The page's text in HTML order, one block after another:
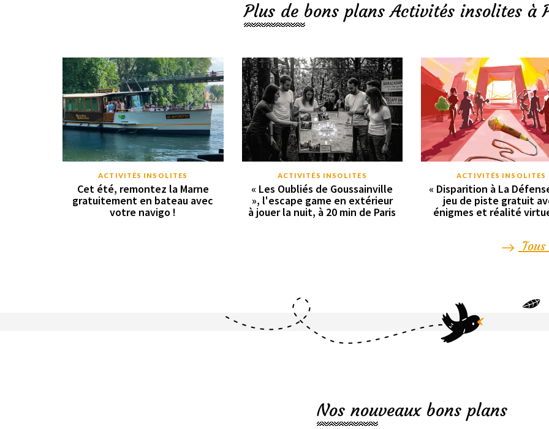
Plus de bons plans Activités insolites à
ACTIVITÉS INSOLITES
Cet été, remontez la Marne
gratuitement en bateau avec
votre navigo !
ACTIVITÉS INSOLITES
« Les Oubliés de Goussainville
», l'escape game en extérieur
à jouer la nuit, à 20 min de Paris
ACTIVITÉS INSOLITES
« Disparition à La
jeu de piste gratuit
énigmes et réalité
Nos nouveaux bons plans